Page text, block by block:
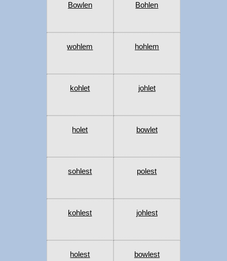
Bowlen Bohlen
wohlem hohlem
kohlet johlet
holet bowlet
sohlest polest
kohlest johlest
holest bowlest